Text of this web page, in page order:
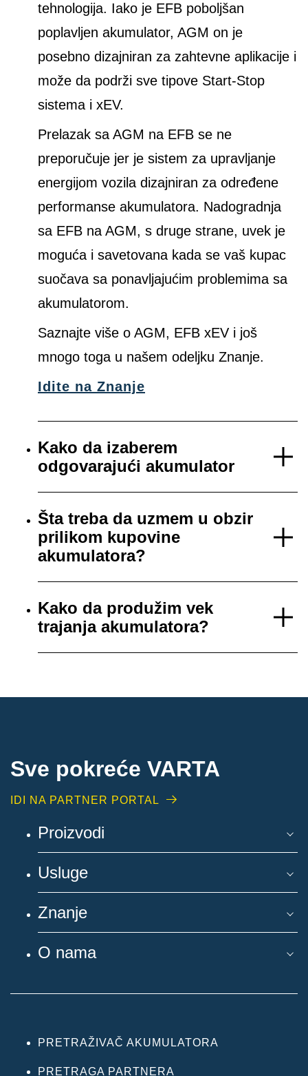
tehnologija. Iako je EFB poboljšan
poplavljen akumulator, AGM on je
posebno dizajniran za zahtevne aplikacije i
može da podrži sve tipove Start-Stop
sistema i xEV.
Prelazak sa AGM na EFB se ne
preporučuje jer je sistem za upravljanje
energijom vozila dizajniran za određene
performanse akumulatora. Nadogradnja
sa EFB na AGM, s druge strane, uvek je
moguća i savetovana kada se vaš kupac
suočava sa ponavljajućim problemima sa
akumulatorom.
Saznajte više o AGM, EFB xEV i još
mnogo toga u našem odeljku Znanje.
Idite na Znanje
Kako da izaberem
odgovarajući akumulator
Šta treba da uzmem u obzir
prilikom kupovine
akumulatora?
Kako da produžim vek
trajanja akumulatora?
Sve pokreće VARTA
IDI NA PARTNER PORTAL
Proizvodi
Usluge
Znanje
O nama
PRETRAŽIVAČ AKUMULATORA
PRETRAGA PARTNERA